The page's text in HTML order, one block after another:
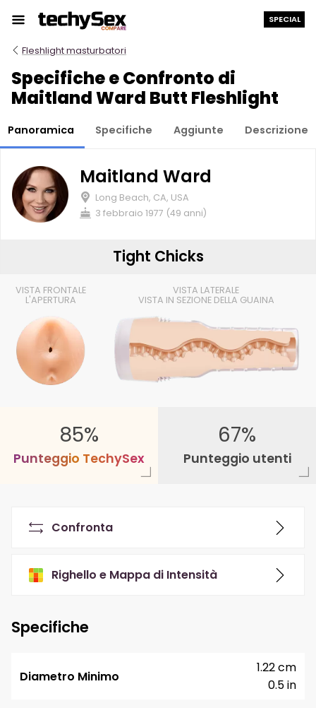
contenuto
SPECIAL
Fleshlight masturbatori
Specifiche e Confronto di
Maitland Ward Butt Fleshlight
Panoramica Specifiche Aggiunte Descrizione
VISTA FRONTALE
L'APERTURA
VISTA LATERALE
VISTA IN SEZIONE DELLA GUAINA
85%
Punteggio TechySex
67%
Punteggio utenti
Confronta
Righello e Mappa di Intensità
Specifiche
Diametro Minimo
0.5 in
1.22 cm
Maitland Ward
Long Beach, CA, USA
3 febbraio 1977 (49 anni)
Tight Chicks